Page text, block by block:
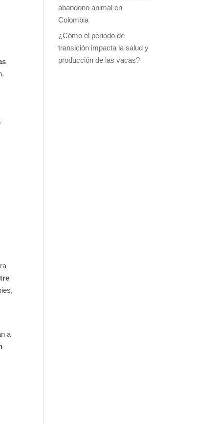
a
abandono animal en
Colombia
¿Cómo el periodo de
transición impacta la salud y
producción de las vacas?